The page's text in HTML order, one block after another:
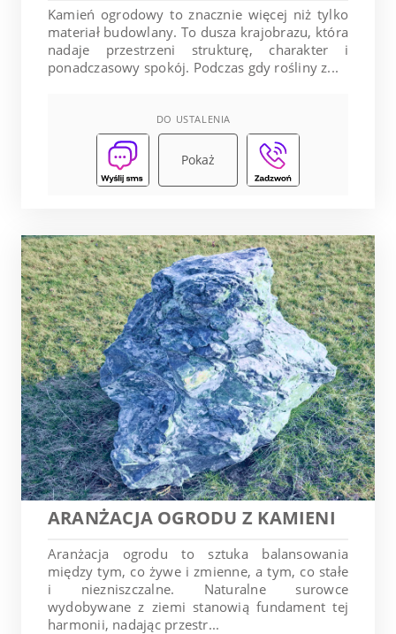
Kamień ogrodowy to znacznie więcej niż tylko
materiał budowlany. To dusza krajobrazu, która
nadaje przestrzeni strukturę, charakter i
ponadczasowy spokój. Podczas gdy rośliny z...
DO USTALENIA
Pokaż
ARANŻACJA OGRODU Z KAMIENI
Aranżacja ogrodu to sztuka balansowania
między tym, co żywe i zmienne, a tym, co stałe
i niezniszczalne. Naturalne surowce
wydobywane z ziemi stanowią fundament tej
harmonii, nadając przestr...